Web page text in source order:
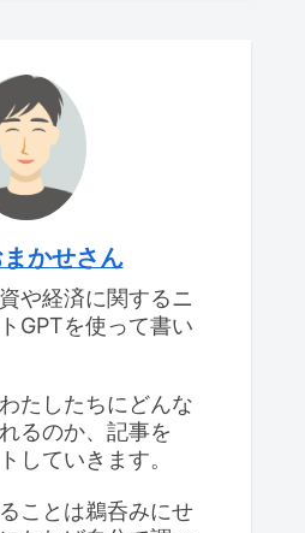
かせさん
や経済に関するニ
GPTを使って書い
たしたちにどんな
るのか、記事を
していきます。
ことは鵜呑みにせ